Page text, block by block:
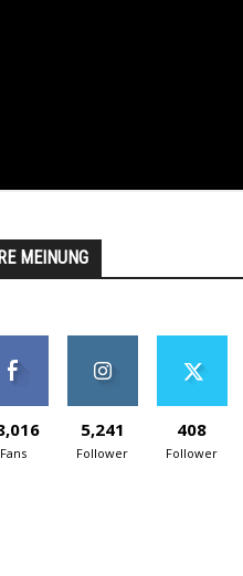
MEINUNG
Fans
5,241
Follower
408
Follower